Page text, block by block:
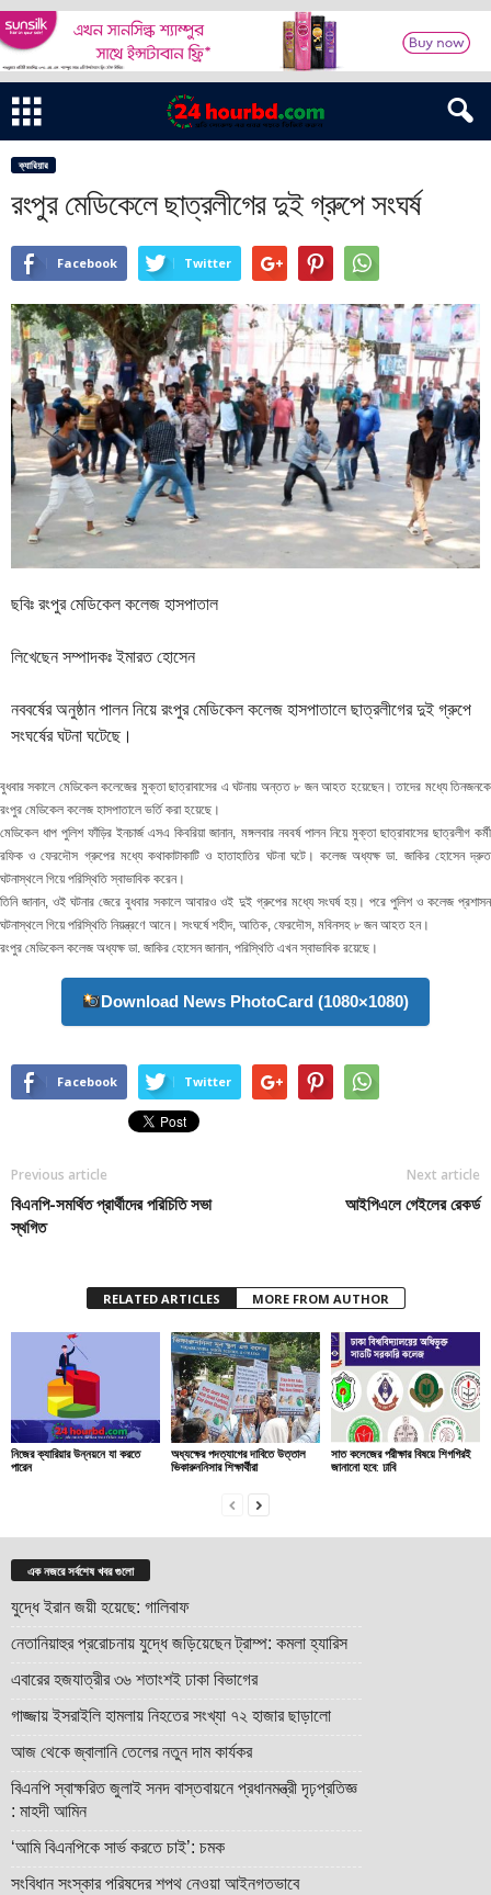
ক্যারিয়ার
রংপুর মেডিকেলে ছাত্রলীগের দুই গ্রুপে সংঘর্ষ
Facebook Twitter
ছবিঃ রংপুর মেডিকেল কলেজ হাসপাতাল
লিখেছেন সম্পাদকঃ ইমারত হোসেন
নববর্ষের অনুষ্ঠান পালন নিয়ে রংপুর মেডিকেল কলেজ হাসপাতালে ছাত্রলীগের দুই গ্রুপে
সংঘর্ষের ঘটনা ঘটেছে।
বুধবার সকালে মেডিকেল কলেজের মুক্তা ছাত্রাবাসের এ ঘটনায় অন্তত ৮ জন আহত হয়েছেন। তাদের মধ্যে তিনজনকে
রংপুর মেডিকেল কলেজ হাসপাতালে ভর্তি করা হয়েছে।
মেডিকেল ধাপ পুলিশ ফাঁড়ির ইনচার্জ এসএ কিবরিয়া জানান, মঙ্গলবার নববর্ষ পালন নিয়ে মুক্তা ছাত্রাবাসের ছাত্রলীগ কর্মী
রফিক ও ফেরদৌস গ্রুপের মধ্যে কথাকাটাকাটি ও হাতাহাতির ঘটনা ঘটে। কলেজ অধ্যক্ষ ডা. জাকির হোসেন দ্রুত
ঘটনাস্থলে গিয়ে পরিস্থিতি স্বাভাবিক করেন।
তিনি জানান, ওই ঘটনার জেরে বুধবার সকালে আবারও ওই দুই গ্রুপের মধ্যে সংঘর্ষ হয়। পরে পুলিশ ও কলেজ প্রশাসন
ঘটনাস্থলে গিয়ে পরিস্থিতি নিয়ন্ত্রণে আনে। সংঘর্ষে শহীদ, আতিক, ফেরদৌস, মবিনসহ ৮ জন আহত হন।
রংপুর মেডিকেল কলেজ অধ্যক্ষ ডা. জাকির হোসেন জানান, পরিস্থিতি এখন স্বাভাবিক রয়েছে।
Download News PhotoCard (1080×1080)
Facebook Twitter
Previous article
বিএনপি-সমর্থিত প্রার্থীদের পরিচিতি সভা
স্থগিত
Next article
আইপিএলে গেইলের রেকর্ড
RELATED ARTICLES MORE FROM AUTHOR
নিজের ক্যারিয়ার উন্নয়নে যা করতে
পারেন
অধ্যক্ষের পদত্যাগের দাবিতে উত্তাল
ভিকারুননিসার শিক্ষার্থীরা
সাত কলেজের পরীক্ষার বিষয়ে শিগগিরই
জানানো হবে: ঢাবি
এক নজরে সর্বশেষ খবর গুলো
যুদ্ধে ইরান জয়ী হয়েছে: গালিবাফ
নেতানিয়াহুর প্ররোচনায় যুদ্ধে জড়িয়েছেন ট্রাম্প: কমলা হ্যারিস
এবারের হজযাত্রীর ৩৬ শতাংশই ঢাকা বিভাগের
গাজ্জায় ইসরাইলি হামলায় নিহতের সংখ্যা ৭২ হাজার ছাড়ালো
আজ থেকে জ্বালানি তেলের নতুন দাম কার্যকর
বিএনপি স্বাক্ষরিত জুলাই সনদ বাস্তবায়নে প্রধানমন্ত্রী দৃঢ়প্রতিজ্ঞ
: মাহদী আমিন
‘আমি বিএনপিকে সার্ভ করতে চাই’: চমক
সংবিধান সংস্কার পরিষদের শপথ নেওয়া আইনগতভাবে